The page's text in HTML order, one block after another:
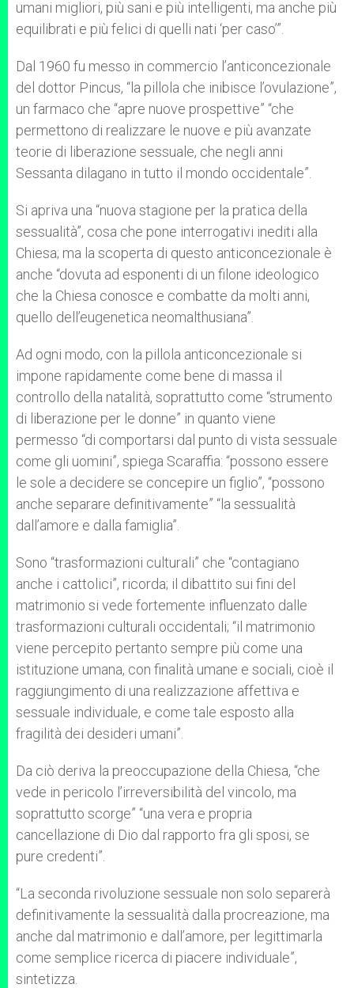
umani migliori, più sani e più intelligenti, ma anche più
equilibrati e più felici di quelli nati ‘per caso’”.
Dal 1960 fu messo in commercio l’anticoncezionale
del dottor Pincus, “la pillola che inibisce l’ovulazione”,
un farmaco che “apre nuove prospettive” “che
permettono di realizzare le nuove e più avanzate
teorie di liberazione sessuale, che negli anni
Sessanta dilagano in tutto il mondo occidentale”.
Si apriva una “nuova stagione per la pratica della
sessualità”, cosa che pone interrogativi inediti alla
Chiesa; ma la scoperta di questo anticoncezionale è
anche “dovuta ad esponenti di un filone ideologico
che la Chiesa conosce e combatte da molti anni,
quello dell’eugenetica neomalthusiana”.
Ad ogni modo, con la pillola anticoncezionale si
impone rapidamente come bene di massa il
controllo della natalità, soprattutto come “strumento
di liberazione per le donne” in quanto viene
permesso “di comportarsi dal punto di vista sessuale
come gli uomini”, spiega Scaraffia: “possono essere
le sole a decidere se concepire un figlio”, “possono
anche separare definitivamente” “la sessualità
dall’amore e dalla famiglia”.
Sono “trasformazioni culturali” che “contagiano
anche i cattolici”, ricorda; il dibattito sui fini del
matrimonio si vede fortemente influenzato dalle
trasformazioni culturali occidentali; “il matrimonio
viene percepito pertanto sempre più come una
istituzione umana, con finalità umane e sociali, cioè il
raggiungimento di una realizzazione affettiva e
sessuale individuale, e come tale esposto alla
fragilità dei desideri umani”.
Da ciò deriva la preoccupazione della Chiesa, “che
vede in pericolo l’irreversibilità del vincolo, ma
soprattutto scorge” “una vera e propria
cancellazione di Dio dal rapporto fra gli sposi, se
pure credenti”.
“La seconda rivoluzione sessuale non solo separerà
definitivamente la sessualità dalla procreazione, ma
anche dal matrimonio e dall’amore, per legittimarla
come semplice ricerca di piacere individuale”,
sintetizza.